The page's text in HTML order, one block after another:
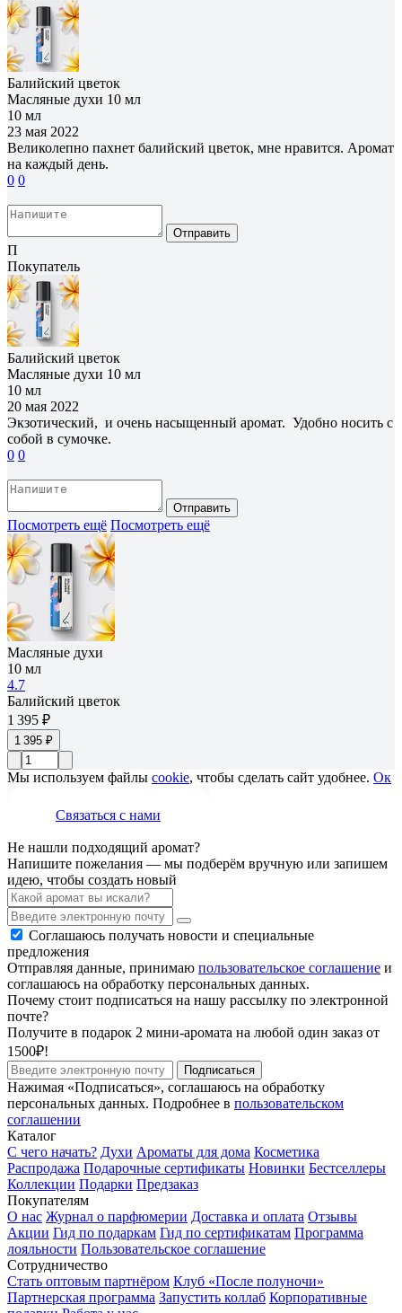
Балийский цветок
Масляные духи 10 мл
10 мл
23 мая 2022
Великолепно пахнет балийский цветок, мне нравится. Аромат
на каждый день.
0 0
Отправить
П
Покупатель
Балийский цветок
Масляные духи 10 мл
10 мл
20 мая 2022
Экзотический, и очень насыщенный аромат. Удобно носить с
собой в сумочке.
0 0
Отправить
Посмотреть ещё Посмотреть ещё
Масляные духи
10 мл
4.7
Балийский цветок
1 395 ₽
1 395 ₽
Мы используем файлы cookie, чтобы сделать сайт удобнее. Ок
Связаться с нами
Не нашли подходящий аромат?
Напишите пожелания — мы подберём вручную или запишем
идею, чтобы создать новый
Соглашаюсь получать новости и специальные
предложения
Отправляя данные, принимаю пользовательское соглашение и
соглашаюсь на обработку персональных данных.
Почему стоит подписаться на нашу рассылку по электронной
почте?
Получите в подарок 2 мини-аромата на любой один заказ от
1500₽!
Подписаться
Нажимая «Подписаться», соглашаюсь на обработку
персональных данных. Подробнее в пользовательском
соглашении
Каталог
С чего начать? Духи Ароматы для дома Косметика
Распродажа Подарочные сертификаты Новинки Бестселлеры
Коллекции Подарки Предзаказ
Покупателям
О нас Журнал о парфюмерии Доставка и оплата Отзывы
Акции Гид по подаркам Гид по сертификатам Программа
лояльности Пользовательское соглашение
Сотрудничество
Стать оптовым партнёром Клуб «После полуночи»
Партнерская программа Запустить коллаб Корпоративные